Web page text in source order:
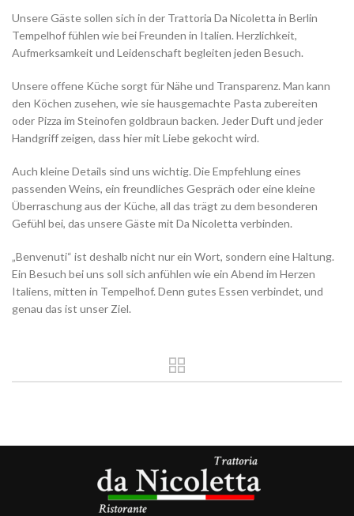
Unsere Gäste sollen sich in der Trattoria Da Nicoletta in Berlin
Tempelhof fühlen wie bei Freunden in Italien. Herzlichkeit,
Aufmerksamkeit und Leidenschaft begleiten jeden Besuch.
Unsere offene Küche sorgt für Nähe und Transparenz. Man kann
den Köchen zusehen, wie sie hausgemachte Pasta zubereiten
oder Pizza im Steinofen goldbraun backen. Jeder Duft und jeder
Handgriff zeigen, dass hier mit Liebe gekocht wird.
Auch kleine Details sind uns wichtig. Die Empfehlung eines
passenden Weins, ein freundliches Gespräch oder eine kleine
Überraschung aus der Küche, all das trägt zu dem besonderen
Gefühl bei, das unsere Gäste mit Da Nicoletta verbinden.
„Benvenuti“ ist deshalb nicht nur ein Wort, sondern eine Haltung.
Ein Besuch bei uns soll sich anfühlen wie ein Abend im Herzen
Italiens, mitten in Tempelhof. Denn gutes Essen verbindet, und
genau das ist unser Ziel.